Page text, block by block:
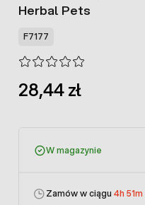
Herbal Pets
F7177
28,44 zł
W magazynie
Zamów w ciągu 4h